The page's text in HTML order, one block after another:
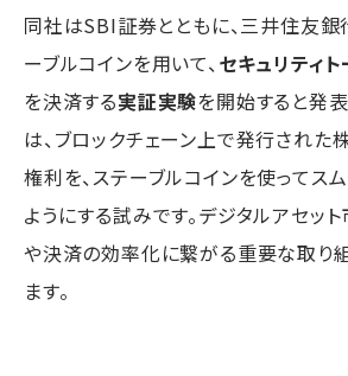
同社はSBI証券とともに、三井住友銀
ーブルコインを用いて、セキュリティト
を決済する実証実験を開始すると発
は、ブロックチェーン上で発行され
権利を、ステーブルコインを使ってス
ようにする試みです。デジタルアセッ
や決済の効率化に繋がる重要な取り
ます。